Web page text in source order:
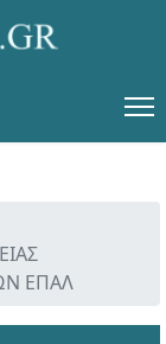
ΕΠΑΛ